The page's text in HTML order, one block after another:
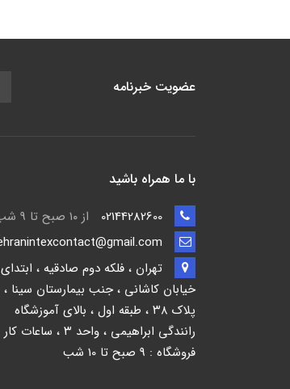
عضویت خبرنامه
با ما همراه باشید
از ۱۰ صبح تا 9 شب
تهران ، فلکه دوم صادقیه ، ابتدای
خیابان کاشانی ، جنب بیمارستان سینا ،
پلاک ۳۸ ، طبقه اول ، بالای آموزشگاه
رانندگی ابراهیمی ، واحد ۳ ، ساعات کار
فروشگاه : 9 صبح تا 10 شب